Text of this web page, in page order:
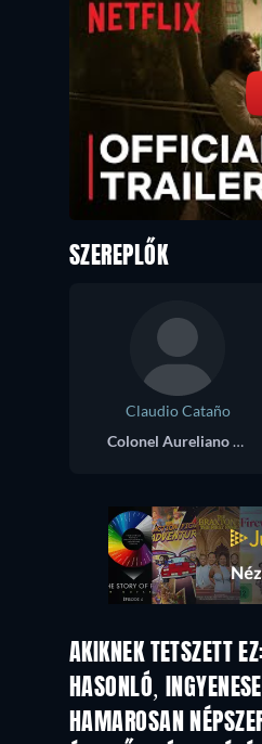
SZEREPLŐK
Claudio Cataño
Colonel Aureliano Buendía
AKIKNEK TETSZETT TV
HASONLÓ, TV
HAMAROSAN TV